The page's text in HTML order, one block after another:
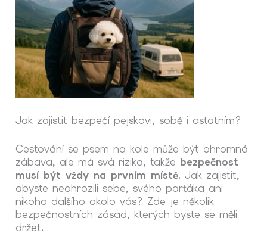
Jak zajistit bezpečí pejskovi, sobě i ostatním?
Cestování se psem na kole může být ohromná
zábava, ale má svá rizika, takže bezpečnost
musí být vždy na prvním místě. Jak zajistit,
abyste neohrozili sebe, svého parťáka ani
nikoho dalšího okolo vás? Zde je několik
bezpečnostních zásad, kterých byste se měli
držet.